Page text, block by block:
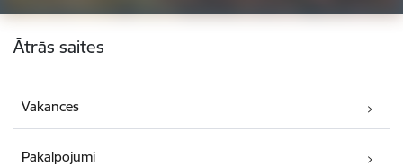
Kājene
Ātrās saites
Vakances
Pakalpojumi